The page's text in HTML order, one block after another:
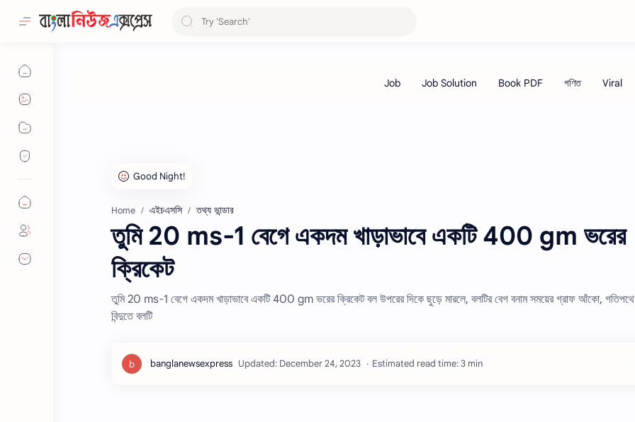
Home এইচএসসি তথ্য ভান্ডার
তুমি 20 ms-1 বেগে একদম খাড়াভাবে একটি 400 gm ভরের
ক্রিকেট
তুমি 20 ms-1 বেগে একদম খাড়াভাবে একটি 400 gm ভরের ক্রিকেট বল উপরের দিকে ছুড়ে মারলে, বলটির বেগ বনাম সময়ের গ্রাফ আঁকো, গতিপথে
বিন্দুতে বলটি
Estimated read time: 3 min